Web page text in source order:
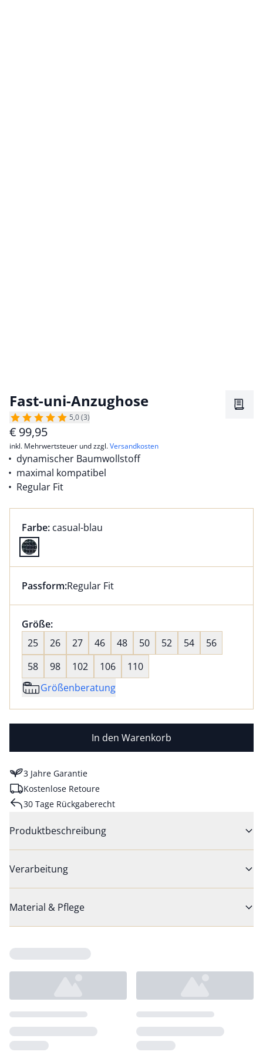
Fast-uni-Anzughose
5,0 (3)
€ 99,95
inkl. Mehrwertsteuer und zzgl.Versandkosten
dynamischer Baumwollstoff
maximal kompatibel
Regular Fit
Farbauswahl:
Farbe: aktuell ausgewählt:
casual-blau
Farbe casual-blau ausgewählt
Dieser Artikel hat die Passform Regular Fit. für
Passform:Regular Fit
Größenauswahl:
Größe:nichts ausgewählt
25
26 27 46 48 50 52 54
56
58
98 102 106
110
Größenberatung
In den Warenkorb
3 Jahre Garantie
Kostenlose Retoure
30 Tage Rückgaberecht
Produktbeschreibung
Verarbeitung
Material & Pflege